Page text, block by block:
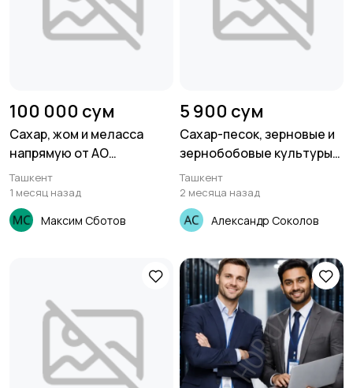
100 000 сум
Сахар, жом и меласса
напрямую от АО
Земетчинский сахарный
завод
Ташкент
1 месяц назад
Максим Сботов
5 900 сум
Сахар-песок, зерновые и
зернобобовые культуры
от Елань-Коленовский СЗ
Ташкент
2 месяца назад
Александр Соколов